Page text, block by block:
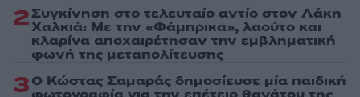
2Συγκίνηση στο τελευταίο αντίο στον Λάκη
Χαλκιά: Με την «Φάμπρικα», λαούτο και
κλαρίνα αποχαιρέτησαν την εμβληματική
φωνή της μεταπολίτευσης
3Ο Κώστας Σαμαράς δημοσίευσε μία παιδική